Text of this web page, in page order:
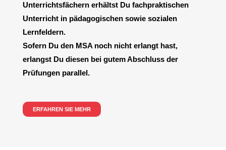
Unterrichtsfächern erhältst Du fachpraktischen
Unterricht in pädagogischen sowie sozialen
Lernfeldern.
Sofern Du den MSA noch nicht erlangt hast,
erlangst Du diesen bei gutem Abschluss der
Prüfungen parallel.
ERFAHREN SIE MEHR